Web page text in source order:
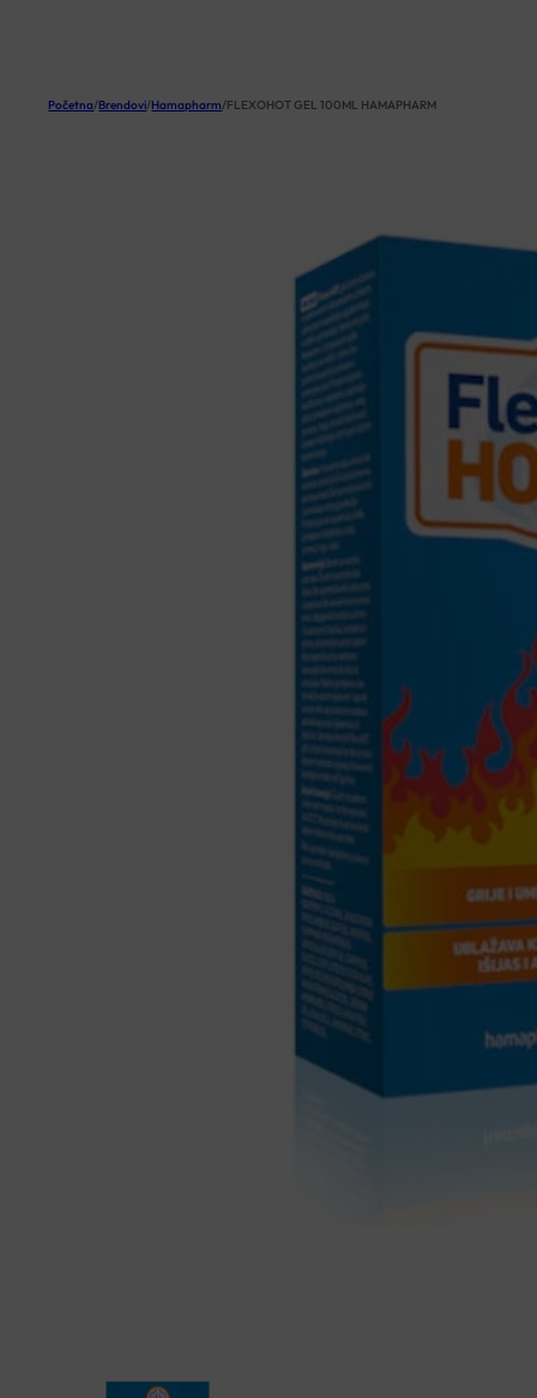
Početna/Brendovi/Hamapharm/FLEXOHOT GEL 100ML HAMAPHARM